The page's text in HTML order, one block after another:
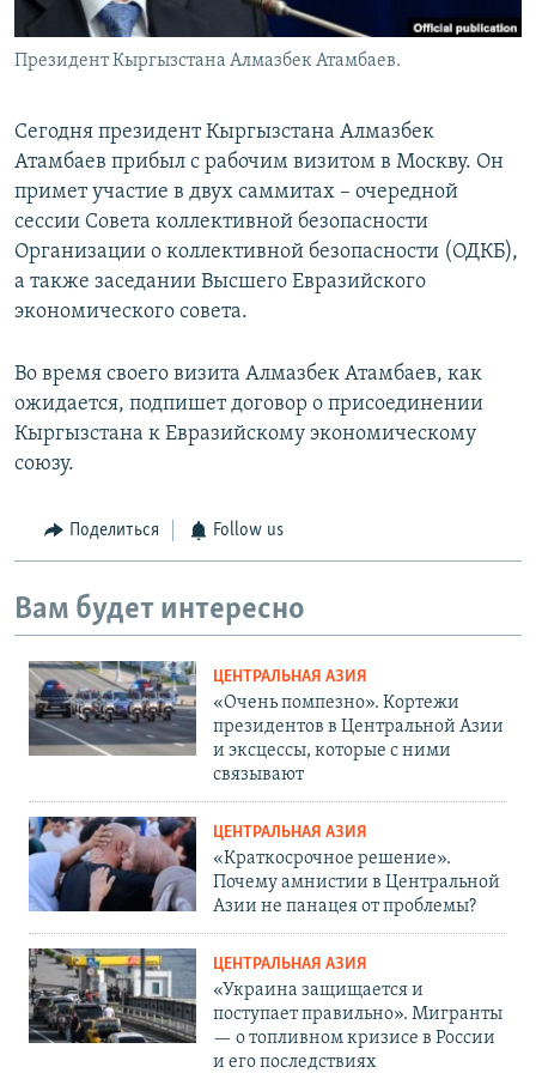
Президент Кыргызстана Алмазбек Атамбаев.
Сегодня президент Кыргызстана Алмазбек
Атамбаев прибыл с рабочим визитом в Москву. Он
примет участие в двух саммитах – очередной
сессии Совета коллективной безопасности
Организации о коллективной безопасности (ОДКБ),
а также заседании Высшего Евразийского
экономического совета.
Во время своего визита Алмазбек Атамбаев, как
ожидается, подпишет договор о присоединении
Кыргызстана к Евразийскому экономическому
союзу.
Поделиться Follow us
Вам будет интересно
ЦЕНТРАЛЬНАЯ АЗИЯ
«Очень помпезно». Кортежи
президентов в Центральной Азии
и эксцессы, которые с ними
связывают
ЦЕНТРАЛЬНАЯ АЗИЯ
«Краткосрочное решение».
Почему амнистии в Центральной
Азии не панацея от проблемы?
ЦЕНТРАЛЬНАЯ АЗИЯ
«Украина защищается и
поступает правильно». Мигранты
— о топливном кризисе в России
и его последствиях